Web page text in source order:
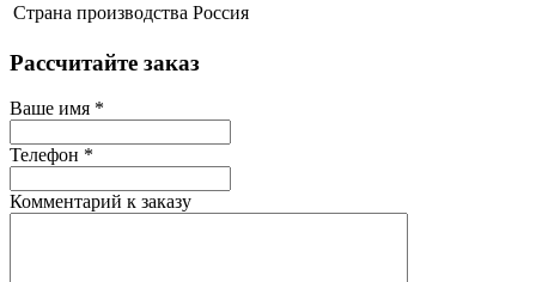
Страна производства Россия
Рассчитайте заказ
Ваше имя *
Телефон *
Комментарий к заказу